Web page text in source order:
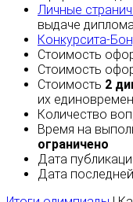
Личные
выдаче
Конкурсита-
Стоимость
Стоимость
Стоимость 2
их
Количество
Время на
ограничено
Дата
Дата